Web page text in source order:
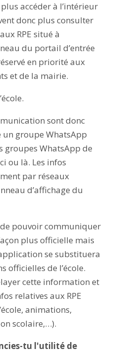
accéder à l’intérieur
donc plus consulter
RPE situé à
du portail d’entrée
en priorité aux
et de la mairie.
sont donc
groupe WhatsApp
groupes WhatsApp de
ou là. Les infos
par réseaux
d’affichage du
pouvoir communiquer
plus officielle mais
se substituera
officielles de l’école.
cette information et
relatives aux RPE
animations,
scolaire,…).
tu l'utilité de